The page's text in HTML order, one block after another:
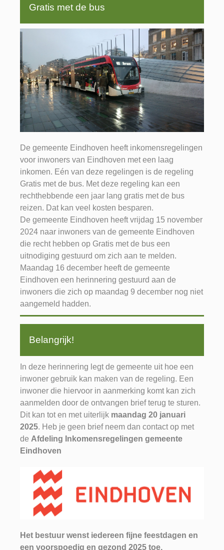
Gratis met de bus
De gemeente Eindhoven heeft inkomensregelingen
voor inwoners van Eindhoven met een laag
inkomen. Eén van deze regelingen is de regeling
Gratis met de bus. Met deze regeling kan een
rechthebbende een jaar lang gratis met de bus
reizen. Dat kan veel kosten besparen.
De gemeente Eindhoven heeft vrijdag 15 november
2024 naar inwoners van de gemeente Eindhoven
die recht hebben op Gratis met de bus een
uitnodiging gestuurd om zich aan te melden.
Maandag 16 december heeft de gemeente
Eindhoven een herinnering gestuurd aan de
inwoners die zich op maandag 9 december nog niet
aangemeld hadden.
Belangrijk!
In deze herinnering legt de gemeente uit hoe een
inwoner gebruik kan maken van de regeling. Een
inwoner die hiervoor in aanmerking komt kan zich
aanmelden door de ontvangen brief terug te sturen.
Dit kan tot en met uiterlijk maandag 20 januari
2025. Heb je geen brief neem dan contact op met
de Afdeling Inkomensregelingen gemeente
Eindhoven
Het bestuur wenst iedereen fijne feestdagen en
een voorspoedig en gezond 2025 toe.